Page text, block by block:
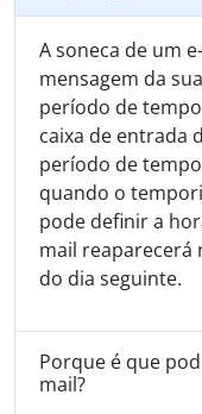
A soneca de um
mensagem da
período de
caixa de entrada
período de
quando o
pode definir a
mail reaparecerá
do dia seguinte.
Porque é que
mail?